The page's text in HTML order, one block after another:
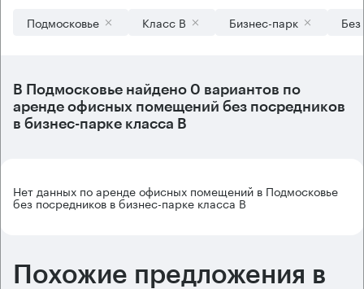
Подмосковье Класс B Бизнес-парк
В Подмосковье найдено 0 вариантов по
аренде офисных помещений без посредников
в бизнес-парке класса B
Нет данных по аренде офисных помещений в Подмосковье
без посредников в бизнес-парке класса B
Похожие предложения в